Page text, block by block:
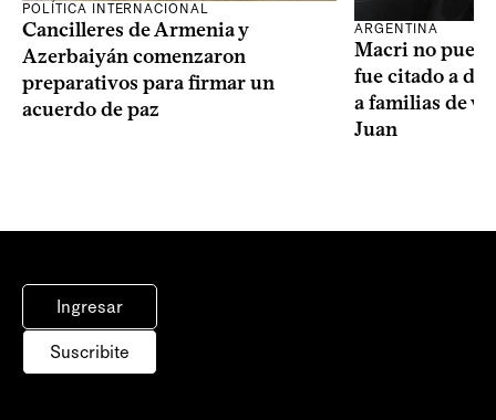
POLÍTICA INTERNACIONAL
Cancilleres de Armenia y
Azerbaiyán comenzaron
preparativos para firmar un
acuerdo de paz
ARGENTINA
Macri no
fue citado a
a familias de
Juan
Ingresar
Suscribite